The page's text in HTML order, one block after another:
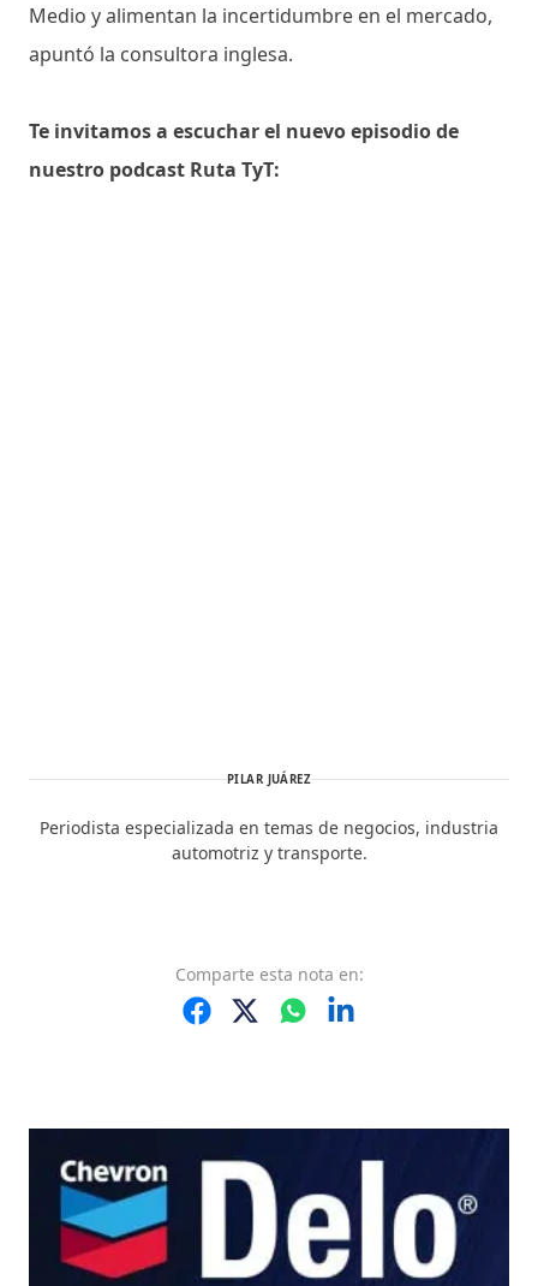
Medio y alimentan la incertidumbre en el mercado,
apuntó la consultora inglesa.
Te invitamos a escuchar el nuevo episodio de
nuestro podcast Ruta TyT:
PILAR JUÁREZ
Periodista especializada en temas de negocios, industria
automotriz y transporte.
Comparte esta nota en: